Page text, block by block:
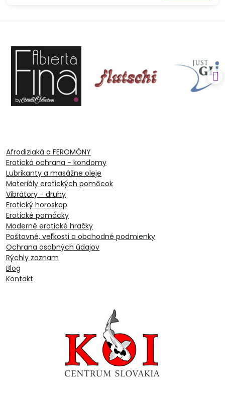
Afrodiziaká a FEROMÓNY
Erotická ochrana - kondomy
Lubrikanty a masážne oleje
Materiály erotických pomôcok
Vibrátory - druhy
Erotický horoskop
Erotické pomôcky
Moderné erotické hračky
Poštovné, veľkosti a obchodné podmienky
Ochrana osobných údajov
Rýchly zoznam
Blog
Kontakt